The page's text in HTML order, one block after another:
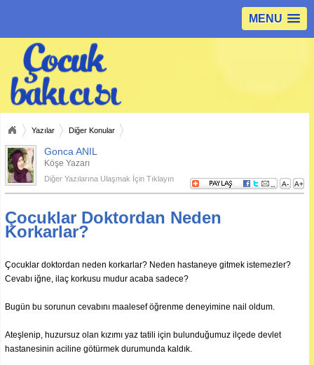
MENU
Yazılar Diğer Konular
Gonca ANIL
Köşe Yazarı
Diğer Yazılarına Ulaşmak İçin Tıklayın
Çocuklar Doktordan Neden
Korkarlar?
A- A+
Çocuklar doktordan neden korkarlar? Neden hastaneye gitmek istemezler?
Cevabı iğne, ilaç korkusu mudur acaba sadece?
Bugün bu sorunun cevabını maalesef öğrenme deneyimine nail oldum.
Ateşlenip, huzursuz olan kızımı yaz tatili için bulunduğumuz ilçede devlet
hastanesinin aciline götürmek durumunda kaldık.